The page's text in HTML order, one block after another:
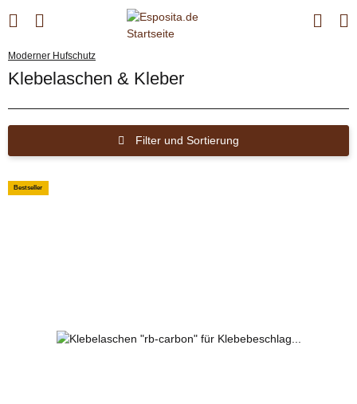
Moderner Hufschutz
Klebelaschen & Kleber
Filter und Sortierung
Bestseller